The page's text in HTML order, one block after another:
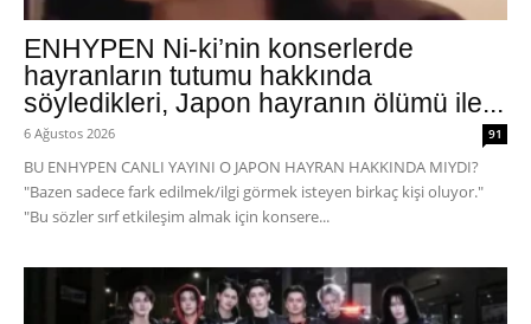
ENHYPEN Ni-ki’nin konserlerde
hayranların tutumu hakkında
söyledikleri, Japon hayranın ölümü ile...
6 Ağustos 2026 91
BU ENHYPEN CANLI YAYINI O JAPON HAYRAN HAKKINDA MIYDI?
"Bazen sadece fark edilmek/ilgi görmek isteyen birkaç kişi oluyor."
"Bu sözler sırf etkileşim almak için konsere...